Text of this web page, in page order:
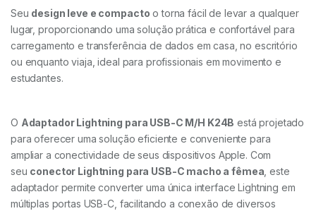
Seu design leve e compacto o torna fácil de levar a qualquer
lugar, proporcionando uma solução prática e confortável para
carregamento e transferência de dados em casa, no escritório
ou enquanto viaja, ideal para profissionais em movimento e
estudantes.
O Adaptador Lightning para USB-C M/H K24B está projetado
para oferecer uma solução eficiente e conveniente para
ampliar a conectividade de seus dispositivos Apple. Com
seu conector Lightning para USB-C macho a fêmea , este
adaptador permite converter uma única interface Lightning em
múltiplas portas USB-C, facilitando a conexão de diversos